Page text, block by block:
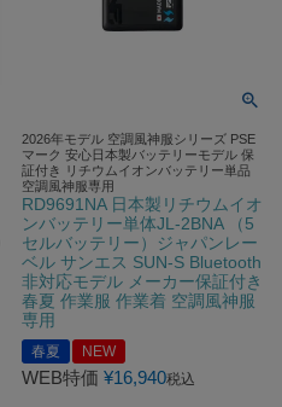
2026年モデル 空調風神服シリーズ PSE
マーク 安心日本製バッテリーモデル 保
証付き リチウムイオンバッテリー単品
空調風神服専用
RD9691NA 日本製リチウムイオ
ンバッテリー単体JL-2BNA （5
セルバッテリー）ジャパンレー
ベル サンエス SUN-S Bluetooth
非対応モデル メーカー保証付き
春夏 作業服 作業着 空調風神服
専用
春夏 NEW
WEB特価 ¥16,940税込